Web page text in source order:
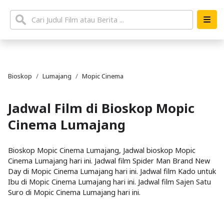
Bioskop Lumajang Mopic Cinema
Jadwal Film di Bioskop Mopic
Cinema Lumajang
Bioskop Mopic Cinema Lumajang, Jadwal bioskop Mopic
Cinema Lumajang hari ini. Jadwal film Spider Man Brand New
Day di Mopic Cinema Lumajang hari ini. Jadwal film Kado untuk
Ibu di Mopic Cinema Lumajang hari ini. Jadwal film Sajen Satu
Suro di Mopic Cinema Lumajang hari ini.